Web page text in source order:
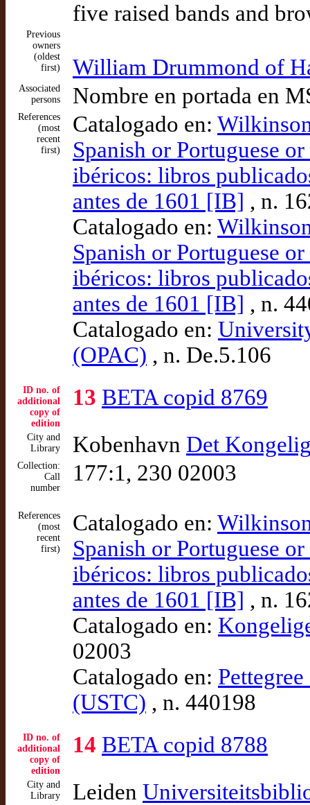
five raised bands and
Previous
owners
(oldest
first)
William Drummond of
Associated
persons
Nombre en portada en
References
(most
recent
first)
Catalogado en:
Spanish or Portuguese
ibéricos: libros
antes de 1601 [IB] , n.
Catalogado en:
Spanish or Portuguese
ibéricos: libros
antes de 1601 [IB] , n.
Catalogado en:
(OPAC) , n. De.5.106
ID no. of
additional
copy of
edition
13 BETA copid 8769
City and
Library
Kobenhavn Det
Collection:
Call
number
177:1, 230 02003
References
(most
recent
first)
Catalogado en:
Spanish or Portuguese
ibéricos: libros
antes de 1601 [IB] , n.
Catalogado en:
02003
Catalogado en:
(USTC) , n. 440198
ID no. of
additional
copy of
edition
14 BETA copid 8788
City and
Library
Leiden